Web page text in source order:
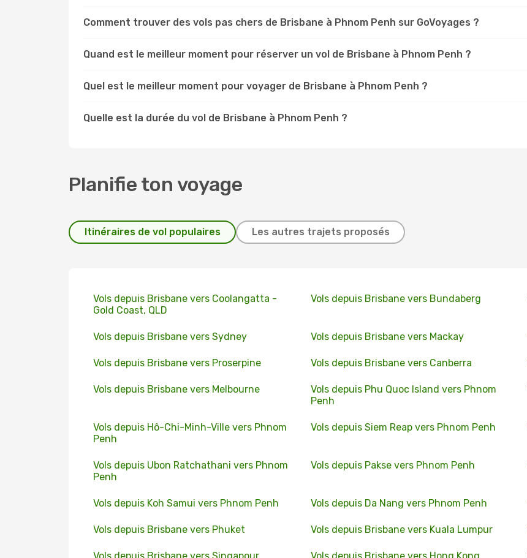
Comment trouver des vols pas chers de Brisbane à Phnom Penh sur GoVoyages ?
Quand est le meilleur moment pour réserver un vol de Brisbane à Phnom Penh ?
Quel est le meilleur moment pour voyager de Brisbane à Phnom Penh ?
Quelle est la durée du vol de Brisbane à Phnom Penh ?
Planifie ton voyage
Itinéraires de vol populaires Les autres trajets proposés
Vols depuis Brisbane vers Coolangatta -
Gold Coast, QLD
Vols depuis Brisbane vers Bundaberg
Vols depuis Brisbane vers Sydney Vols depuis Brisbane vers Mackay
Vols depuis Brisbane vers Proserpine Vols depuis Brisbane vers Canberra
Vols depuis Brisbane vers Melbourne
Vols depuis Phu Quoc Island vers Phnom
Penh
Vols depuis Hô-Chi-Minh-Ville vers Phnom
Penh
Vols depuis Siem Reap vers Phnom Penh
Vols depuis Ubon Ratchathani vers Phnom
Penh
Vols depuis Pakse vers Phnom Penh
Vols depuis Koh Samui vers Phnom Penh Vols depuis Da Nang vers Phnom Penh
Vols depuis Brisbane vers Phuket Vols depuis Brisbane vers Kuala Lumpur